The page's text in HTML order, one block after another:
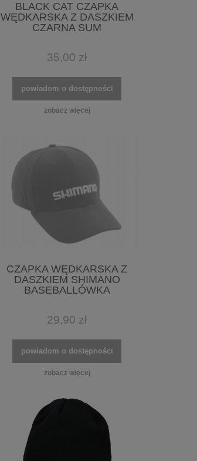
BLACK CAT CZAPKA
WĘDKARSKA Z DASZKIEM
CZARNA SUM
35,00 zł
powiadom o dostępności
zobacz więcej
CZAPKA WĘDKARSKA Z
DASZKIEM SHIMANO
BASEBALLÓWKA
29,90 zł
powiadom o dostępności
zobacz więcej